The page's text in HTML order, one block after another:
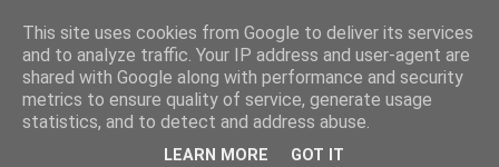
PASEANTE SILENCIOSO
Blog personal de Emilio Valadé del Río
This site uses cookies from Google to deliver its services
and to analyze traffic. Your IP address and user-agent are
shared with Google along with performance and security
metrics to ensure quality of service, generate usage
statistics, and to detect and address abuse.
LEARN MORE GOT IT